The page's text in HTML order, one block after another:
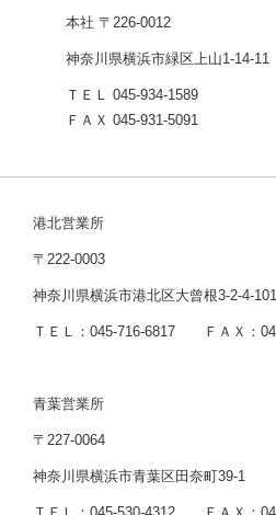
本社 〒226-0012
神奈川県横浜市緑区上山1-14-11
ＴＥＬ 045-934-1589
ＦＡＸ 045-931-5091
港北営業所
〒222-0003
神奈川県横浜市港北区大曾根3-2-4-101
ＴＥＬ：045-716-6817 ＦＡＸ：
青葉営業所
〒227-0064
神奈川県横浜市青葉区田奈町39-1